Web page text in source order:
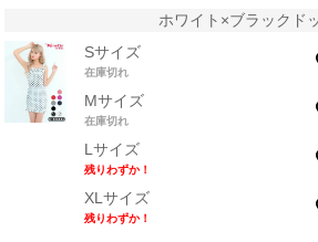
ホワイト×ブラックド
Sサイズ
在庫切れ
Mサイズ
在庫切れ
Lサイズ
残りわずか！
XLサイズ
残りわずか！